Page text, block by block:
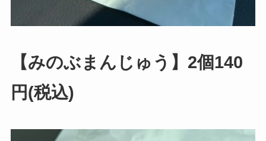
【みのぶまんじゅう】2個140
円(税込)